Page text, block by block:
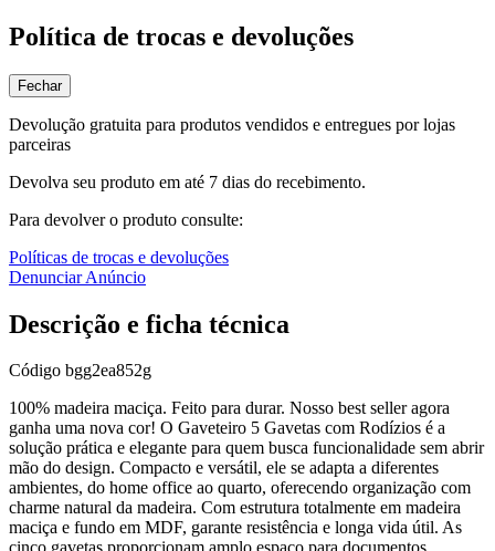
Política de trocas e devoluções
Fechar
Devolução gratuita para produtos vendidos e entregues por lojas
parceiras
Devolva seu produto em até 7 dias do recebimento.
Para devolver o produto consulte:
Políticas de trocas e devoluções
Denunciar Anúncio
Descrição e ficha técnica
Código bgg2ea852g
100% madeira maciça. Feito para durar. Nosso best seller agora
ganha uma nova cor! O Gaveteiro 5 Gavetas com Rodízios é a
solução prática e elegante para quem busca funcionalidade sem abrir
mão do design. Compacto e versátil, ele se adapta a diferentes
ambientes, do home office ao quarto, oferecendo organização com
charme natural da madeira. Com estrutura totalmente em madeira
maciça e fundo em MDF, garante resistência e longa vida útil. As